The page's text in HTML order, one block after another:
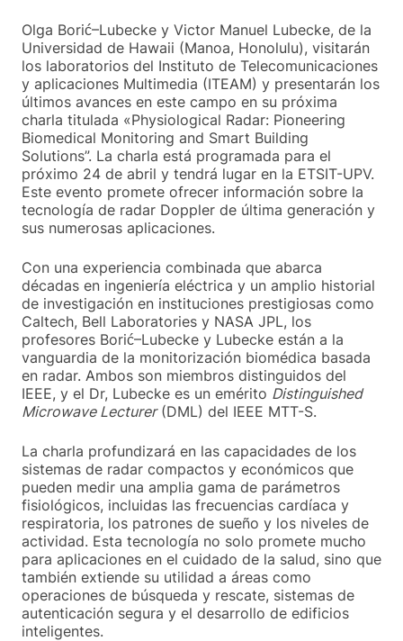
Olga Borić–Lubecke y Victor Manuel Lubecke, de la
Universidad de Hawaii (Manoa, Honolulu), visitarán
los laboratorios del Instituto de Telecomunicaciones
y aplicaciones Multimedia (ITEAM) y presentarán los
últimos avances en este campo en su próxima
charla titulada «Physiological Radar: Pioneering
Biomedical Monitoring and Smart Building
Solutions”. La charla está programada para el
próximo 24 de abril y tendrá lugar en la ETSIT-UPV.
Este evento promete ofrecer información sobre la
tecnología de radar Doppler de última generación y
sus numerosas aplicaciones.
Con una experiencia combinada que abarca
décadas en ingeniería eléctrica y un amplio historial
de investigación en instituciones prestigiosas como
Caltech, Bell Laboratories y NASA JPL, los
profesores Borić–Lubecke y Lubecke están a la
vanguardia de la monitorización biomédica basada
en radar. Ambos son miembros distinguidos del
IEEE, y el Dr, Lubecke es un emérito Distinguished
Microwave Lecturer(DML) del IEEE MTT-S.
La charla profundizará en las capacidades de los
sistemas de radar compactos y económicos que
pueden medir una amplia gama de parámetros
fisiológicos, incluidas las frecuencias cardíaca y
respiratoria, los patrones de sueño y los niveles de
actividad. Esta tecnología no solo promete mucho
para aplicaciones en el cuidado de la salud, sino que
también extiende su utilidad a áreas como
operaciones de búsqueda y rescate, sistemas de
autenticación segura y el desarrollo de edificios
inteligentes.